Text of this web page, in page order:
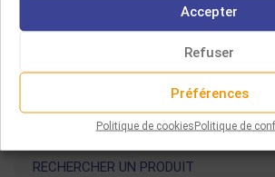
Accepter
Refuser
Préférences
Politique de cookiesPolitique de